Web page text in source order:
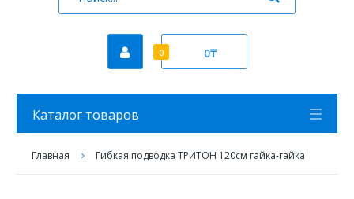
0 0₸
Каталог товаров
Главная Гибкая подводка ТРИТОН 120см гайка-гайка